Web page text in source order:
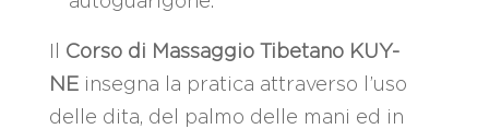
Corso di Massaggio Tibetano KUY-
NEinsegna la pratica attraverso l’uso
delle dita, del palmo delle mani ed in